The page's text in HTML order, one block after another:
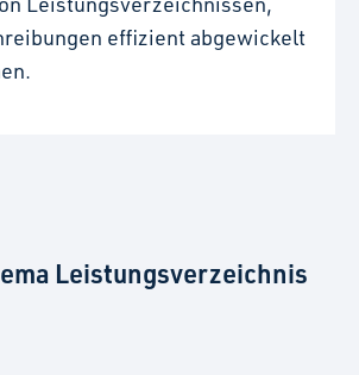
effizient abgewickelt
Leistungsverzeichnis